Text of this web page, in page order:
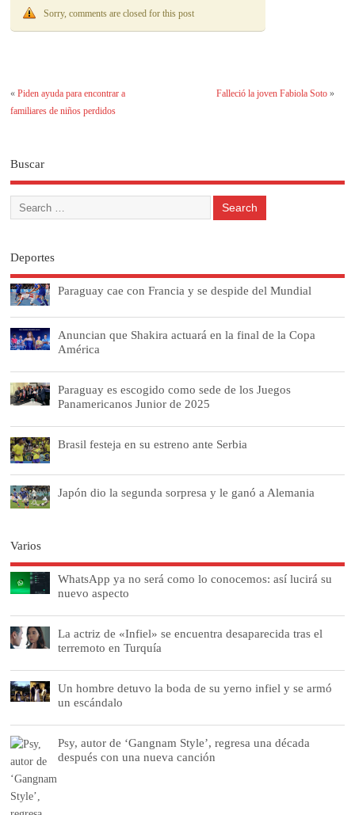
Sorry, comments are closed for this post
«Piden ayuda para encontrar a
familiares de niños perdidos
Falleció la joven Fabiola Soto»
Buscar
Deportes
Paraguay cae con Francia y se despide del Mundial
Anuncian que Shakira actuará en la final de la Copa
América
Paraguay es escogido como sede de los Juegos
Panamericanos Junior de 2025
Brasil festeja en su estreno ante Serbia
Japón dio la segunda sorpresa y le ganó a Alemania
Varios
WhatsApp ya no será como lo conocemos: así lucirá su
nuevo aspecto
La actriz de «Infiel» se encuentra desaparecida tras el
terremoto en Turquía
Un hombre detuvo la boda de su yerno infiel y se armó
un escándalo
Psy, autor de ‘Gangnam Style’, regresa una década
después con una nueva canción